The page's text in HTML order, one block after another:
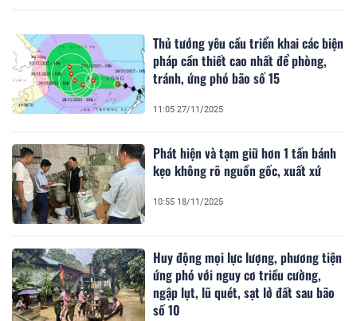
Thủ tướng yêu cầu triển khai các biện
pháp cần thiết cao nhất để phòng,
tránh, ứng phó bão số 15
11:05 27/11/2025
Phát hiện và tạm giữ hơn 1 tấn bánh
kẹo không rõ nguồn gốc, xuất xứ
10:55 18/11/2025
Huy động mọi lực lượng, phương tiện
ứng phó với nguy cơ triều cường,
ngập lụt, lũ quét, sạt lở đất sau bão
số 10